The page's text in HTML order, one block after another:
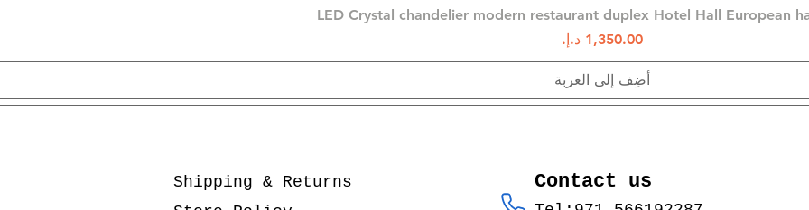
العرض السريع
LED Crystal chandelier modern restaurant duplex Hotel Hall European
السعر
أضِف إلى العربة
Shipping & Returns
Contact us